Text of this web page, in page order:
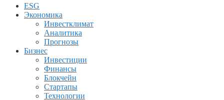
ESG
Экономика
Инвестклимат
Аналитика
Прогнозы
Бизнес
Инвестиции
Финансы
Блокчейн
Стартапы
Технологии